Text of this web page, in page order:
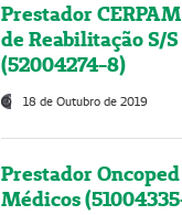
Prestador
de Reabilitação S/
(52004274-8)
18 de Outubro de 2019
Prestador
Médicos